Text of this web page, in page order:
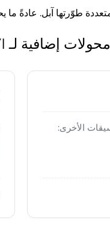
محولات إضافية لـ AVI و MOV